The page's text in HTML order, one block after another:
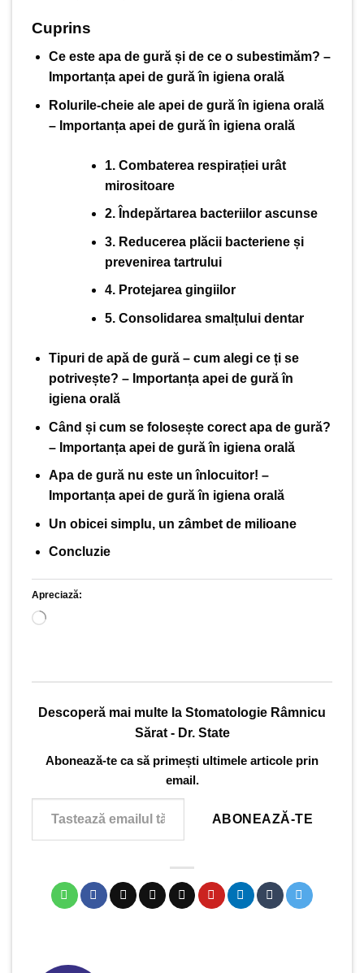
Cuprins
Ce este apa de gură și de ce o subestimăm? –
Importanța apei de gură în igiena orală
Rolurile-cheie ale apei de gură în igiena orală
– Importanța apei de gură în igiena orală
1. Combaterea respirației urât
mirositoare
2. Îndepărtarea bacteriilor ascunse
3. Reducerea plăcii bacteriene și
prevenirea tartrului
4. Protejarea gingiilor
5. Consolidarea smalțului dentar
Tipuri de apă de gură – cum alegi ce ți se
potrivește? – Importanța apei de gură în
igiena orală
Când și cum se folosește corect apa de gură?
– Importanța apei de gură în igiena orală
Apa de gură nu este un înlocuitor! –
Importanța apei de gură în igiena orală
Un obicei simplu, un zâmbet de milioane
Concluzie
Apreciază:
Încarc...
Descoperă mai multe la Stomatologie Râmnicu
Sărat - Dr. State
Abonează-te ca să primești ultimele articole prin
email.
Tastează emailul tău...
ABONEAZĂ-TE